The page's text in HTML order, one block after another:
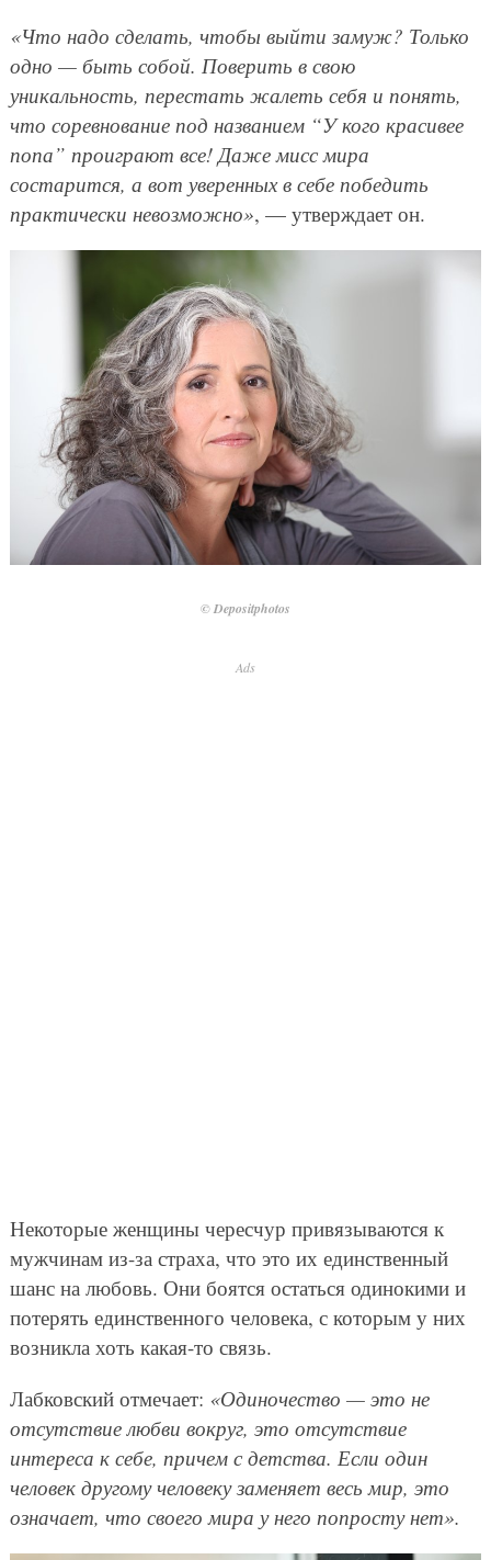
«Что надо сделать, чтобы выйти замуж? Только
одно — быть собой. Поверить в свою
уникальность, перестать жалеть себя и понять,
что соревнование под названием “У кого красивее
попа” проиграют все! Даже мисс мира
состарится, а вот уверенных в себе победить
практически невозможно», — утверждает он.
© Depositphotos
Ads
Некоторые женщины чересчур привязываются к
мужчинам из-за страха, что это их единственный
шанс на любовь. Они боятся остаться одинокими и
потерять единственного человека, с которым у них
возникла хоть какая-то связь.
Лабковский отмечает: «Одиночество — это не
отсутствие любви вокруг, это отсутствие
интереса к себе, причем с детства. Если один
человек другому человеку заменяет весь мир, это
означает, что своего мира у него попросту нет».